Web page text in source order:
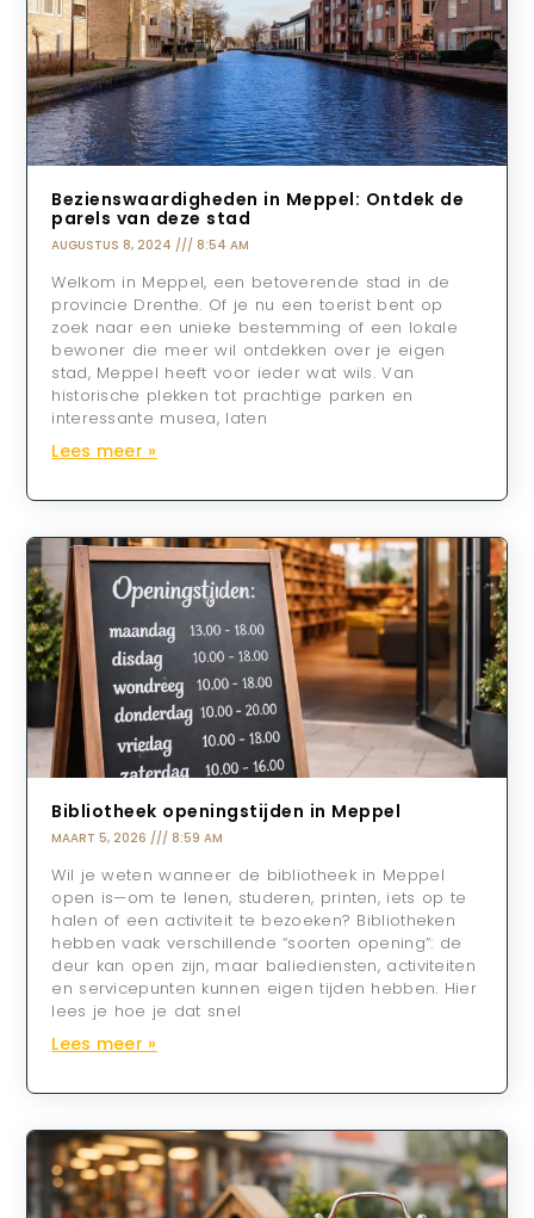
Bezienswaardigheden in Meppel: Ontdek de
parels van deze stad
AUGUSTUS 8, 2024 8:54 AM
Welkom in Meppel, een betoverende stad in de
provincie Drenthe. Of je nu een toerist bent op
zoek naar een unieke bestemming of een lokale
bewoner die meer wil ontdekken over je eigen
stad, Meppel heeft voor ieder wat wils. Van
historische plekken tot prachtige parken en
interessante musea, laten
Lees meer »
Bibliotheek openingstijden in Meppel
MAART 5, 2026 8:59 AM
Wil je weten wanneer de bibliotheek in Meppel
open is—om te lenen, studeren, printen, iets op te
halen of een activiteit te bezoeken? Bibliotheken
hebben vaak verschillende “soorten opening”: de
deur kan open zijn, maar baliediensten, activiteiten
en servicepunten kunnen eigen tijden hebben. Hier
lees je hoe je dat snel
Lees meer »